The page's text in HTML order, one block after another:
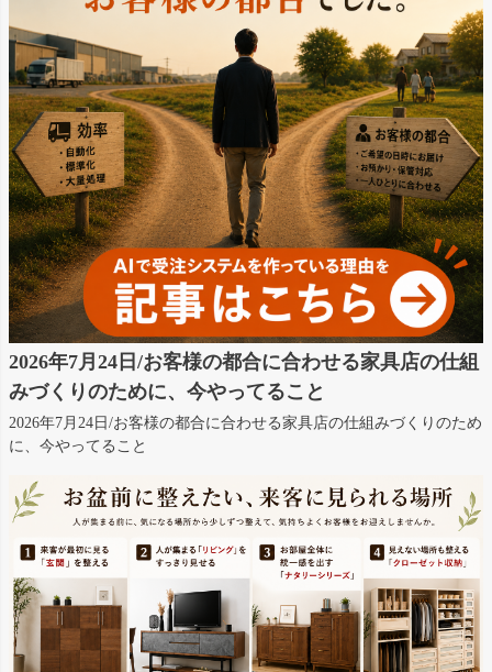
2026年7月24日/お客様の都合に合わせる家具店の仕組
みづくりのために、今やってること
2026年7月24日/お客様の都合に合わせる家具店の仕組みづくりのため
に、今やってること